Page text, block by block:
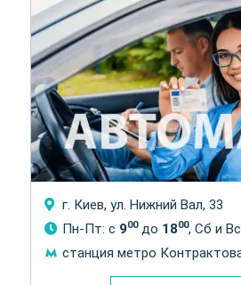
г. Киев, ул. Нижний Вал, 33
Пн-Пт: с 900до 1800, Сб и
станция метро